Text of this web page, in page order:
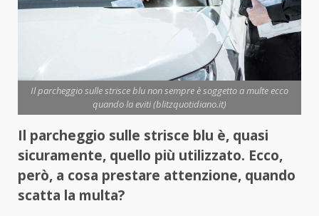
Il parcheggio sulle strisce blu non sempre è soggetto a multe ecco
quando la eviti (blitzquotidiano.it)
Il parcheggio sulle strisce blu è, quasi
sicuramente, quello più utilizzato. Ecco,
però, a cosa prestare attenzione, quando
scatta la multa?